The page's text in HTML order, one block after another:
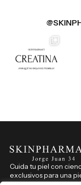
Cuida tu piel con
exclusivos para una